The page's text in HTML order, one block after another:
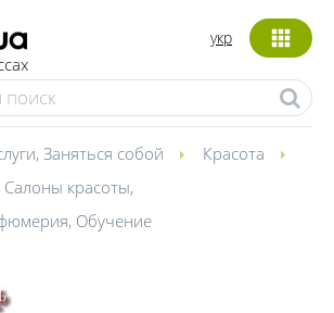
укр
, Заняться собой
Красота
Салоны красоты,
, Обучение